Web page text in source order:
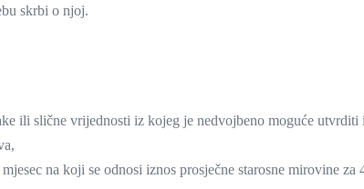
skrbi o njoj.
ili slične vrijednosti iz kojeg je nedvojbeno moguće utvrditi
na koji se odnosi iznos prosječne starosne mirovine